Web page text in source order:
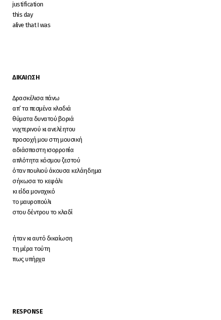
justification
this day
alive that I was
ΔΙΚΑΙΩΣΗ
Δρασκέλισα πάνω
απ’ τα πεσμένα κλαδιά
θύματα δυνατού βοριά
νυχτερινού κι ανελέητου
προσoχή μου στη μουσική
αδιάσπαστη ισορροπία
απλότητα κόσμου ζεστού
όταν πουλιού άκουσα κελάηδημα
σήκωσα το κεφάλι
κι είδα μοναχικό
το μαυροπούλι
στου δέντρου το κλαδί
ήταν κι αυτό δικαίωση
τη μέρα τούτη
πως υπήρχα
RESPONSE